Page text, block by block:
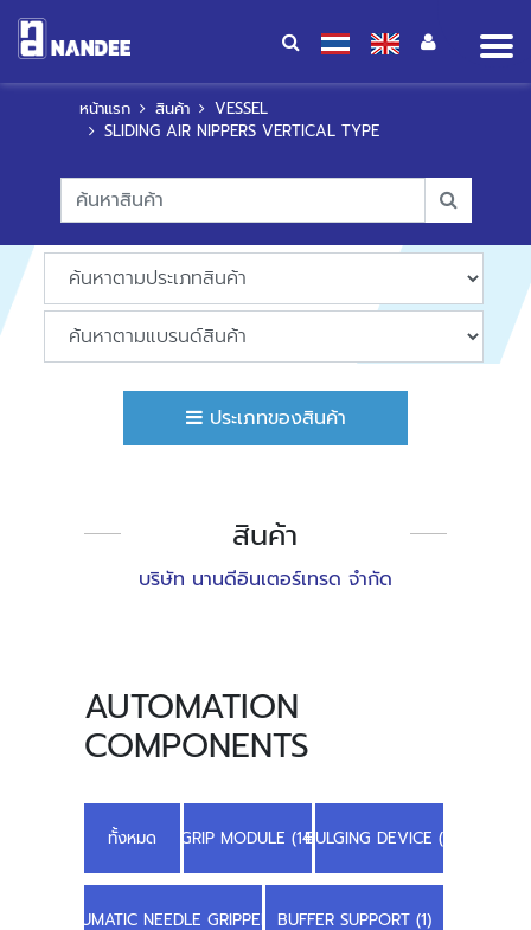
หน้าแรก สินค้า
VESSEL
SLIDING AIR NIPPERS VERTICAL TYPE
ประเภทของสินค้า
สินค้า
บริษัท นานดีอินเตอร์เทรด จำกัด
AUTOMATION
COMPONENTS
ทั้งหมด GRIP MODULE (14)BULGING DEVICE (1)
PNEUMATIC NEEDLE GRIPPER (2)BUFFER SUPPORT (1)